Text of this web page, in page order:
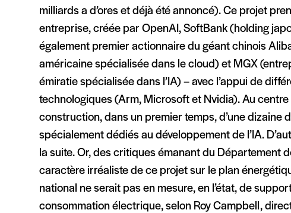
milliards a d’ores et déjà été annoncé). Ce projet
entreprise, créée par OpenAI, SoftBank (holding
également premier actionnaire du géant chinois
américaine spécialisée dans le cloud) et MGX
émiratie spécialisée dans l’IA) – avec l’appui de
technologiques (Arm, Microsoft et Nvidia). Au
construction, dans un premier temps, d’une dizaine
spécialement dédiés au développement de l’IA.
la suite. Or, des critiques émanant du Département
caractère irréaliste de ce projet sur le plan
national ne serait pas en mesure, en l’état, de
consommation électrique, selon Roy Campbell,